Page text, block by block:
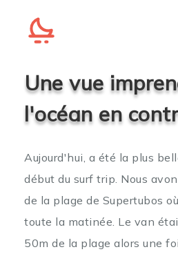
Une vue
l'océan en
Aujourd'hui, a été la plus
début du surf trip. Nous
de la plage de Supertubos
toute la matinée. Le van
50m de la plage alors une